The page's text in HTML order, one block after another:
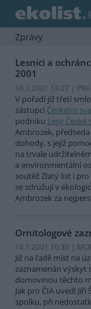
Zprávy
Lesníci a
2001
16.1.2001 13:27 |
V pořadí již třetí
zástupci Českého
podniku Lesy
Ambrozek,
dohody, s jejíž
na trvale
a environmentální
soutěž Zlatý list i
se sdružují v
Ambrozek za
Ornitologové
16.1.2001 10:30 |
Již na řadě míst na
zaznamenán výskyt
domovinou těchto
Jak pro ČIA uvedl
spolku, při